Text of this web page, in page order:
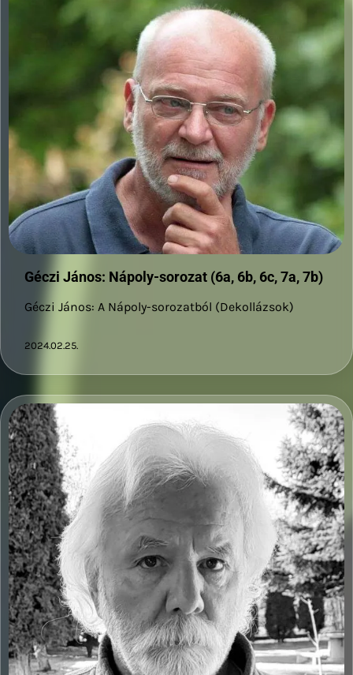
Géczi János: Nápoly-sorozat (6a, 6b, 6c, 7a, 7b)
Géczi János: A Nápoly-sorozatból (Dekollázsok)
2024.02.25.